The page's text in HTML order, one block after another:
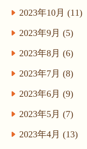
2023年10月 (11)
2023年9月 (5)
2023年8月 (6)
2023年7月 (8)
2023年6月 (9)
2023年5月 (7)
2023年4月 (13)